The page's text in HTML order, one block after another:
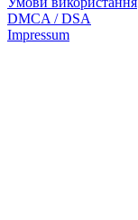
DMCA / DSA
Impressum